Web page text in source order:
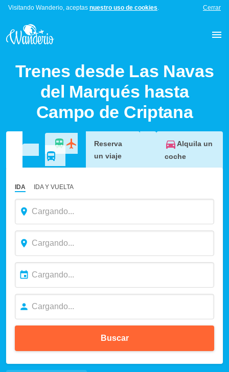
Visitando Wanderio, aceptas nuestro uso de cookies. Cerrar
Trenes desde Las Navas
del Marqués hasta
Campo de Criptana
Reserva
un viaje
Alquila un
coche
IDA IDA Y VUELTA
Buscar